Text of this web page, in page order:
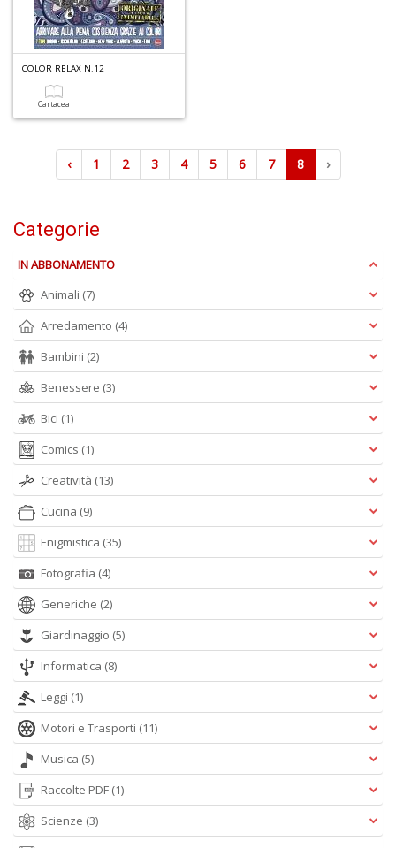
COLOR RELAX N.12
Cartacea
‹ 1 2 3 4 5 6 7 8 ›
Categorie
IN ABBONAMENTO
Animali (7)
Arredamento (4)
Bambini (2)
Benessere (3)
Bici (1)
Comics (1)
Creatività (13)
Cucina (9)
Enigmistica (35)
Fotografia (4)
Generiche (2)
Giardinaggio (5)
Informatica (8)
Leggi (1)
Motori e Trasporti (11)
Musica (5)
Raccolte PDF (1)
Scienze (3)